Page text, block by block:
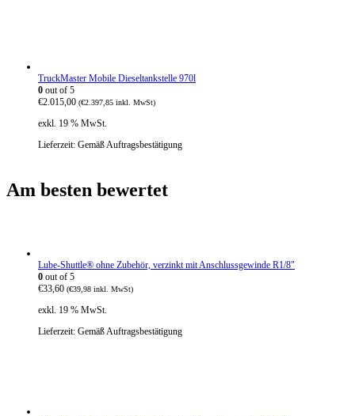
TruckMaster Mobile Dieseltankstelle 970l
0 out of 5
€2.015,00 (€2.397,85 inkl. MwSt)
exkl. 19 % MwSt.
Lieferzeit: Gemäß Auftragsbestätigung
Am besten bewertet
Lube-Shuttle® ohne Zubehör, verzinkt mit Anschlussgewinde R1/8"
0 out of 5
€33,60 (€39,98 inkl. MwSt)
exkl. 19 % MwSt.
Lieferzeit: Gemäß Auftragsbestätigung